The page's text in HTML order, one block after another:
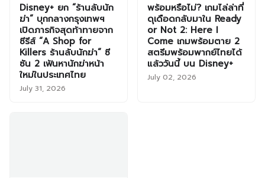
Disney+ ยก “ร้านลับนัก
ฆ่า” บุกกลางกรุงเทพฯ
เปิดภารกิจสุดท้าทายจาก
ซีรีส์ “A Shop for
Killers ร้านลับนักฆ่า” ซี
ซัน 2 เฟ้นหานักฆ่าหน้า
ใหม่ในประเทศไทย
July 31, 2026
พร้อมหรือไม่? เกมไล่ล่าที่
ดุเดือดกลับมาใน Ready
or Not 2: Here I
Come เกมพร้อมตาย 2
สตรีมพร้อมพากย์ไทยได้
แล้ววันนี้ บน Disney+
July 02, 2026